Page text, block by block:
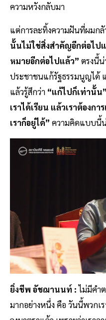
ความหวังกลับมา
แต่การละทิ้งความฝันที่ผมกลั
นั้นไม่ใช่สิ่งสำคัญอีกต่อไป
หมายอีกต่อไปแล้ว” ตรงนี้
ประชาชนแก้รัฐธรรมนูญได้
แล้วรู้สึกว่า “แก้ไปก็เท่านั้น”
เราได้เรียน แล้วเราต้องก
เราก็อยู่ได้” ความคิดแบบนี้
ยิ่งชีพ อัชฌานนท์ :ไม่มีคำ
มากอย่างหนึ่ง คือ วันนี้พวกเ